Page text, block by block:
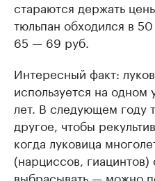
стараются держать
тюльпан обходился в
65 — 69 руб.
Интересный факт:
используется на одном
лет. В следующем году
другое, чтобы
когда луковица
(нарциссов, гиацинтов)
выбрасывать — можно